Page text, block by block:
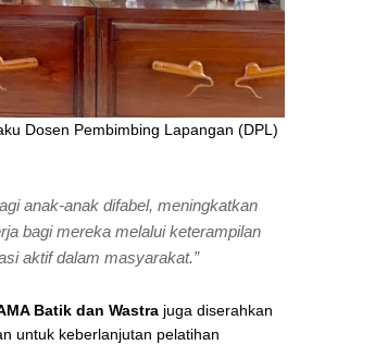
Dosen Pembimbing Lapangan (DPL)
anak-anak difabel, meningkatkan
bagi mereka melalui keterampilan
aktif dalam masyarakat.”
Batik dan Wastra juga diserahkan
untuk keberlanjutan pelatihan